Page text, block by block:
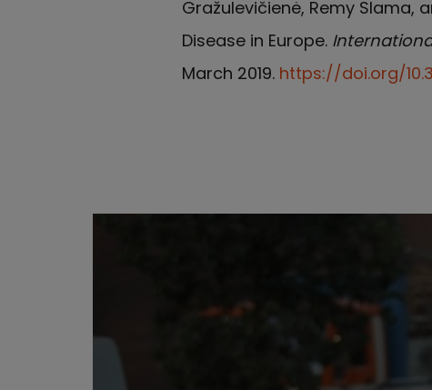
Gražulevičienė, Remy Slama,
Disease in Europe.
March 2019. https://doi.org/